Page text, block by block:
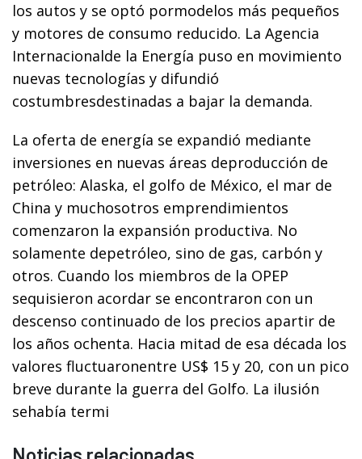
los autos y se optó pormodelos más pequeños
y motores de consumo reducido. La Agencia
Internacionalde la Energía puso en movimiento
nuevas tecnologías y difundió
costumbresdestinadas a bajar la demanda.
La oferta de energía se expandió mediante
inversiones en nuevas áreas deproducción de
petróleo: Alaska, el golfo de México, el mar de
China y muchosotros emprendimientos
comenzaron la expansión productiva. No
solamente depetróleo, sino de gas, carbón y
otros. Cuando los miembros de la OPEP
sequisieron acordar se encontraron con un
descenso continuado de los precios apartir de
los años ochenta. Hacia mitad de esa década los
valores fluctuaronentre US$ 15 y 20, con un pico
breve durante la guerra del Golfo. La ilusión
sehabía termi